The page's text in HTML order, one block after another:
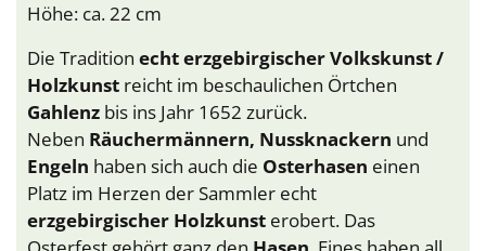
Höhe: ca. 22 cm
Die Tradition echt erzgebirgischer Volkskunst /
Holzkunst reicht im beschaulichen Örtchen
Gahlenz bis ins Jahr 1652 zurück.
Neben Räuchermännern, Nussknackern und
Engeln haben sich auch die Osterhasen einen
Platz im Herzen der Sammler echt
erzgebirgischer Holzkunst erobert. Das